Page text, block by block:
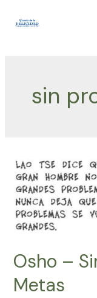
sin
Osho –
Metas